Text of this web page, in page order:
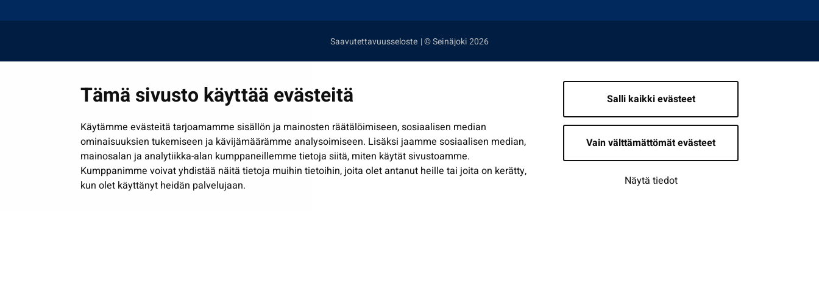
Tämä sivusto käyttää evästeitä
Käytämme evästeitä tarjoamamme sisällön ja mainosten räätälöimiseen, sosiaalisen median
ominaisuuksien tukemiseen ja kävijämäärämme analysoimiseen. Lisäksi jaamme sosiaalisen median,
mainosalan ja analytiikka-alan kumppaneillemme tietoja siitä, miten käytät sivustoamme.
Kumppanimme voivat yhdistää näitä tietoja muihin tietoihin, joita olet antanut heille tai joita on kerätty,
kun olet käyttänyt heidän palvelujaan.
Salli kaikki evästeet
Vain välttämättömät evästeet
Näytä tiedot
Saavutettavuusseloste | © Seinäjoki 2026